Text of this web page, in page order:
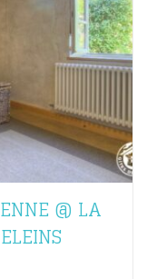
@ LA